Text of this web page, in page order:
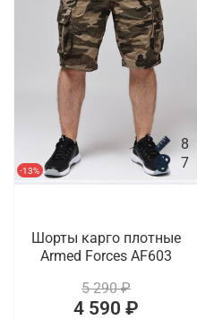
-13%
8
7
Шорты карго плотные
Armed Forces AF603
5 290 ₽
4 590 ₽